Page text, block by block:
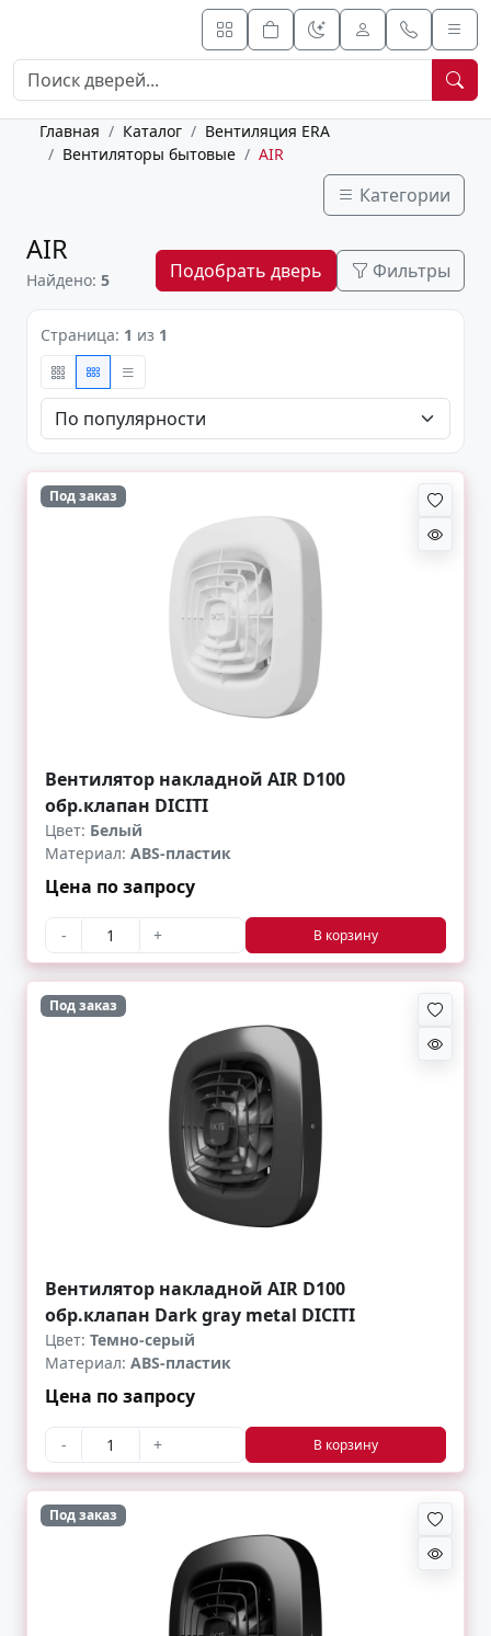
Главная Каталог
Вентиляция ERA
Вентиляторы бытовые
AIR
Категории
AIR
Найдено: 5 Подобрать дверь Фильтры
Страница: 1 из 1
Под заказ
Вентилятор накладной AIR D100
обр.клапан DICITI
Цвет: Белый
Материал: ABS-пластик
Цена по запросу
- + В корзину
Под заказ
Вентилятор накладной AIR D100
обр.клапан Dark gray metal DICITI
Цвет: Темно-серый
Материал: ABS-пластик
Цена по запросу
- + В корзину
Под заказ